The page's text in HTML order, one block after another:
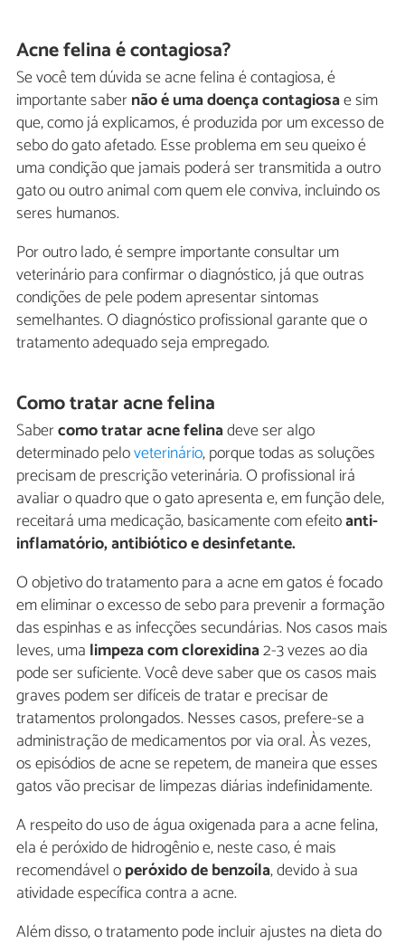
Acne felina é contagiosa?
Se você tem dúvida se acne felina é contagiosa, é
importante sabernão é uma doença contagiosae sim
que, como já explicamos, é produzida por um excesso de
sebo do gato afetado. Esse problema em seu queixo é
uma condição que jamais poderá ser transmitida a outro
gato ou outro animal com quem ele conviva, incluindo os
seres humanos.
Por outro lado, é sempre importante consultar um
veterinário para confirmar o diagnóstico, já que outras
condições de pele podem apresentar sintomas
semelhantes. O diagnóstico profissional garante que o
tratamento adequado seja empregado.
Como tratar acne felina
Sabercomo tratar acne felinadeve ser algo
determinado peloveterinário, porque todas as soluções
precisam de prescrição veterinária. O profissional irá
avaliar o quadro que o gato apresenta e, em função dele,
receitará uma medicação, basicamente com efeitoanti-
inflamatório, antibiótico e desinfetante.
O objetivo do tratamento para a acne em gatos é focado
em eliminar o excesso de sebo para prevenir a formação
das espinhas e as infecções secundárias. Nos casos mais
leves, uma limpeza com clorexidina2-3 vezes ao dia
pode ser suficiente. Você deve saber que os casos mais
graves podem ser difíceis de tratar e precisar de
tratamentos prolongados. Nesses casos, prefere-se a
administração de medicamentos por via oral. Às vezes,
os episódios de acne se repetem, de maneira que esses
gatos vão precisar de limpezas diárias indefinidamente.
A respeito do uso de água oxigenada para a acne felina,
ela é peróxido de hidrogênio e, neste caso, é mais
recomendável operóxido de benzoíla, devido à sua
atividade específica contra a acne.
Além disso, o tratamento pode incluir ajustes na dieta do